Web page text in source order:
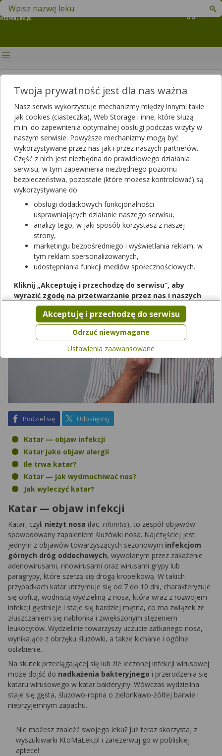
Koszyk
Znajdź lek w swojej okolicy
Co na katar? Apteczne i
domowe sposoby na katar
Publikacja: 2022-07-11 14:48 Aktualizacja: 2025-06-03 14:20
Jesień i zima to czas, gdy częściej dopada nas przeziębienie, a
jego najbardziej charakterystycznym objawem jest uciążliwy,
wodnisty katar. Mówi się, że nieleczony katar trwa tydzień, a
leczony siedem dni i trudno oprzeć się wrażeniu, że jest w tym
powiedzeniu ziarno prawdy. Jak można skutecznie radzić sobie z
katarem? Pomocne będą zarówno środki z apteki, jak i
domowe sposoby, które pomogą złagodzić uciążliwe objawy.
Autorzy
Podziel sięna FacebookUdostępnij
Artykuł rekomendowany przez:
magister farmacji Bartłomiej Łuczyński
Katar — objaw infekcji
Katar jako objaw alergii
Ile trwa katar?
Katar — jak wydmuchiwać nos?
Jak wyleczyć katar?
Katar — objaw infekcji
Katar, czyli nieżyt nosa (łac. rihinitis), to zespół objawów
spowodowany zapaleniem śluzówki nosa. Najczęściej jest
jednym z objawów towarzyszących sezonowym infekcjom
górnych dróg oddechowych, wywołanym przez zakażenie
adenowirusami, rinowirusami oraz wirusami grypy lub
paragrypy, które szerzą się drogą kropelkową. W takich
przypadkach katar utrzymuje się od 7 do 10 dni, charakteryzuje
się obfitą, wodnistą wydzieliną z nosa, która wraz z rozwojem
infekcji gęstnieje i staje się bardziej mętna, co ma związek ze
złuszczaniem się nabłonka i zwiększonym stężeniem
leukocytów. Wydzielinie towarzyszy uczucie zatkanego nosa,
wynikające z obrzęku śluzówki, a także kichanie i ogólne
osłabienie.
Na skutek przeciągającej się lub źle leczonej infekcji wirusowej
może dojść do nadkażenia bakteryjnego i przerodzenia się
kataru wirusowego w katar bakteryjny. Wówczas wydzielina
staje się gęsta, śluzowo-ropna o zielonkawo-żółtej barwie i
nieprzyjemnym zapachu.
Nie możesz znaleźć swojego leku? Już teraz skorzystaj z
wyszukiwarki KtoMaLek.pl i zarezerwuj go w pobliskiej
aptece!
Twoja prywatność jest dla nas ważna
Nasz serwis wykorzystuje mechanizmy między innymi takie
jak cookies (ciasteczka), Web Storage i inne, które służą
m.in. do zapewnienia optymalnej obsługi podczas wizyty w
naszym serwisie. Powyższe mechanizmy mogą być
wykorzystywane przez nas jak i przez naszych partnerów.
Część z nich jest niezbędna do prawidłowego działania
serwisu, w tym zapewnienia niezbędnego poziomu
bezpieczeństwa, pozostałe (które możesz kontrolować) są
wykorzystywane do:
obsługi dodatkowych funkcjonalności
usprawniających działanie naszego serwisu,
analizy tego, w jaki sposób korzystasz z naszej
strony,
marketingu bezpośredniego i wyświetlania reklam, w
tym reklam spersonalizowanych,
udostępniania funkcji mediów społecznościowych.
Kliknij „Akceptuję i przechodzę do serwisu”, aby
wyrazić zgodę na przetwarzanie przez nas i naszych
partnerów Twoich danych w powyższych celach.
Pamiętaj, że wyrażenie zgody jest dobrowolne, a wyrażoną
zgodę możesz w każdej chwili cofnąć, możesz też wycofać
zgodę na przetwarzanie Twoich danych tylko w niektórych
celach. Jeżeli chcesz dowiedzieć się więcej lub chcesz
przeprowadzić konfigurację szczegółową, to możesz tego
dokonać za pomocą „Ustawień zaawansowanych”.
Więcej informacji na temat wykorzystywania narzędzi
zewnętrznych w naszym serwisie znajdziesz wRegulaminie
Odrzuć niewymagane
Akceptuję i przechodzę do serwisu
Ustawienia zaawansowane